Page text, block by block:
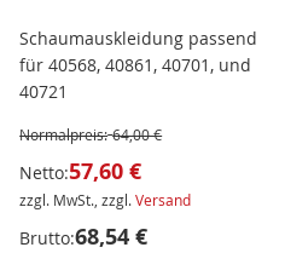
Schaumauskleidung passend
für 40568, 40861, 40701, und
40721
Normalpreis: 64,00 €
Netto:57,60 €
zzgl. MwSt., zzgl.Versand
Brutto:68,54 €